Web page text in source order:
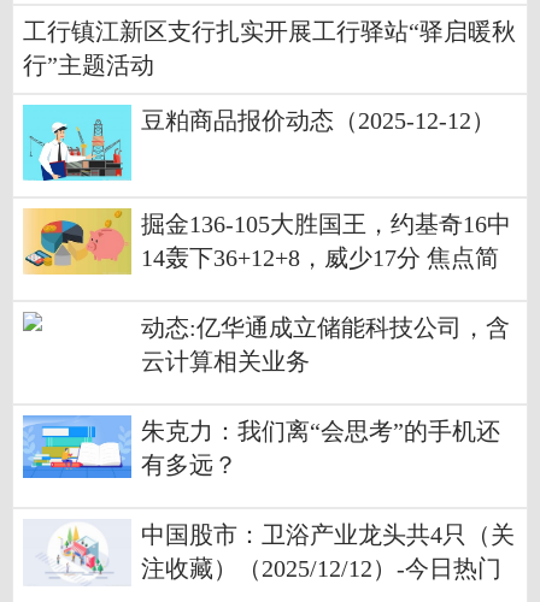
工行镇江新区支行扎实开展工行驿站“驿启暖秋
行”主题活动
豆粕商品报价动态（2025-12-12）
掘金136-105大胜国王，约基奇16中
14轰下36+12+8，威少17分 焦点简
动态:亿华通成立储能科技公司，含
云计算相关业务
朱克力：我们离“会思考”的手机还
有多远？
中国股市：卫浴产业龙头共4只（关
注收藏）（2025/12/12）-今日热门